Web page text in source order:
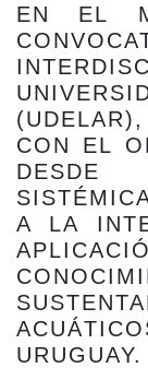
EN EL
CON EL
DESDE
A LA
URUGUAY.